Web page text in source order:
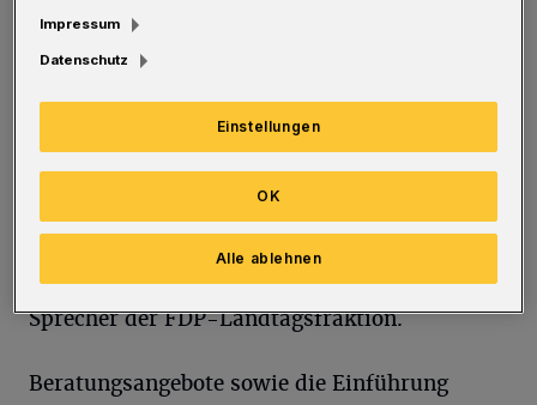
Vielzahl von aktuellen und wichtigen
Forderungen aus der Praxis auf, um den
Schutz von Kindern und Jugendlichen deutlich
zu stärken. Wir führen verbindliche
Mindeststandards ein. Damit erhöhen wir die
Mitarbeiter in den NRW-Jugendämtern“, so
der der kinder- und familienpolitische
Sprecher der FDP-Landtagsfraktion.
Beratungsangebote sowie die Einführung
Impressum
Datenschutz
Einstellungen
Alle ablehnen
OK